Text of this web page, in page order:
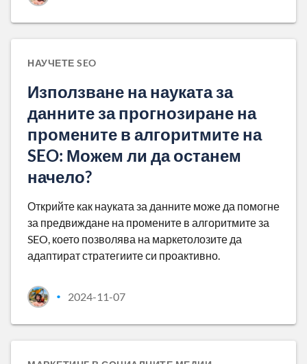
НАУЧЕТЕ SEO
Използване на науката за
данните за прогнозиране на
промените в алгоритмите на
SEO: Можем ли да останем
начело?
Открийте как науката за данните може да помогне
за предвиждане на промените в алгоритмите за
SEO, което позволява на маркетолозите да
адаптират стратегиите си проактивно.
• 2024-11-07